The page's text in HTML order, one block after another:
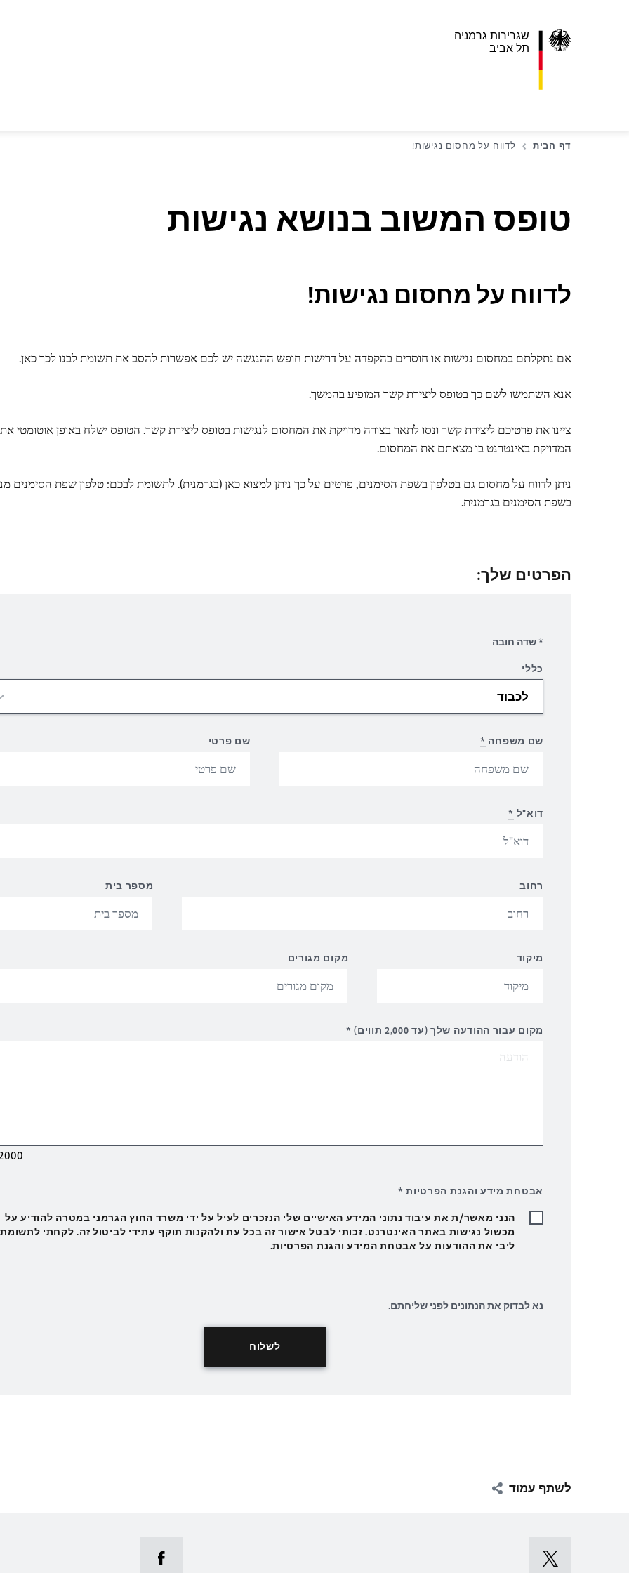
שגרירות גרמניה
תל אביב
דף הבית לדווח על מחסום נגישות!
טופס המשוב בנושא נגישות
לדווח על מחסום נגישות!
אם נתקלתם במחסום נגישות או חוסרים בהקפדה על דרישות חופש ההנגשה יש לכם אפשרות להסב את תשומת לבנו לכך כאן.
אנא השתמשו לשם כך בטופס ליצירת קשר המופיע בהמשך.
ציינו את פרטיכם ליצירת קשר ונסו לתאר בצורה מדויקת את המחסום לנגישות בטופס ליצירת קשר. הטופס ישלח באופן אוטומטי
המדויקת באינטרנט בו מצאתם את המחסום.
ניתן לדווח על מחסום גם בטלפון בשפת הסימנים, פרטים על כך ניתן למצוא כאן (בגרמנית). לתשומת לבכם: טלפון שפת הסימנים
בשפת הסימנים בגרמנית.
הפרטים שלך:
* שדה חובה
כללי
שם משפחה * שם פרטי
דוא"ל *
רחוב מספר בית
מיקוד מקום מגורים
מקום עבור ההודעה שלך (עד 2,000 תווים) *
אבטחת מידע והגנת הפרטיות *
הנני מאשר/ת את עיבוד נתוני המידע האישיים שלי הנזכרים לעיל על ידי משרד החוץ הגרמני במטרה להודיע על
מכשול נגישות באתר האינטרנט. זכותי לבטל אישור זה בכל עת ולהקנות תוקף עתידי לביטול זה. לקחתי לתשומת
ליבי את ההודעות על אבטחת המידע והגנת הפרטיות.
נא לבדוק את הנתונים לפני שליחתם.
לשתף עמוד